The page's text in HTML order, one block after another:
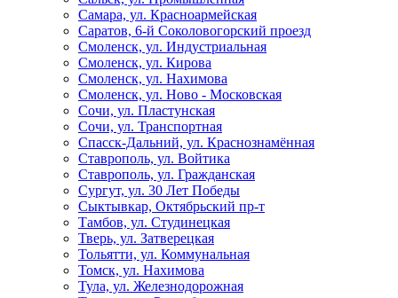
Самара, ул. Красноармейская
Саратов, 6-й Соколовогорский проезд
Смоленск, ул. Индустриальная
Смоленск, ул. Кирова
Смоленск, ул. Нахимова
Смоленск, ул. Ново - Московская
Сочи, ул. Пластунская
Сочи, ул. Транспортная
Спасск-Дальний, ул. Краснознамённая
Ставрополь, ул. Войтика
Ставрополь, ул. Гражданская
Сургут, ул. 30 Лет Победы
Сыктывкар, Октябрьский пр-т
Тамбов, ул. Студинецкая
Тверь, ул. Затверецкая
Тольятти, ул. Коммунальная
Томск, ул. Нахимова
Тула, ул. Железнодорожная